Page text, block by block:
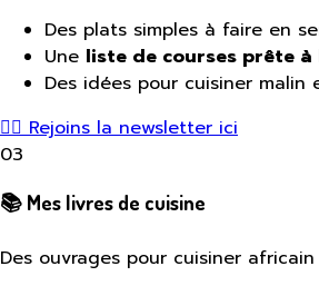
Des plats simples à faire en
Une liste de courses prête à
Des idées pour cuisiner
👉🏾 Rejoins la newsletter ici
03
📚 Mes livres de cuisine
Des ouvrages pour cuisiner